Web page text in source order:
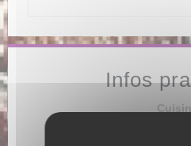
Infos